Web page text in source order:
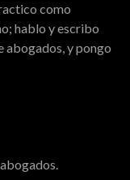
como
hablo y escribo
abogados, y pongo